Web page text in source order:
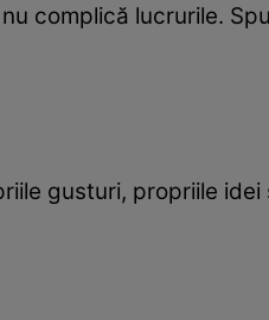
complică lucrurile.
gusturi, propriile